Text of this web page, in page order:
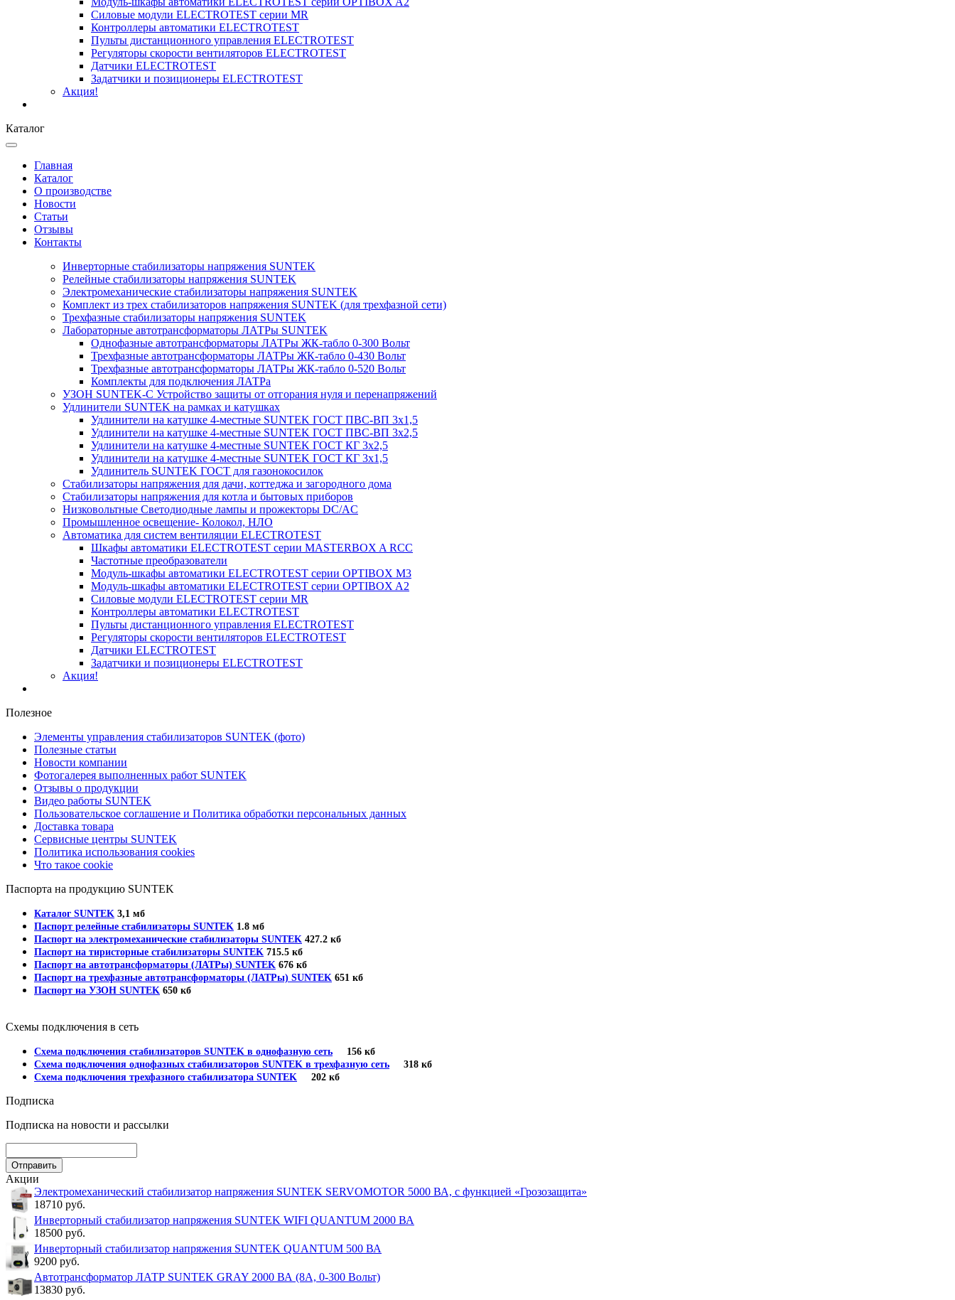
Силовые модули ELECTROTEST серии MR
Контроллеры автоматики ELECTROTEST
Пульты дистанционного управления ELECTROTEST
Регуляторы скорости вентиляторов ELECTROTEST
Датчики ELECTROTEST
Задатчики и позиционеры ELECTROTEST
Акция!
Каталог
Главная
Каталог
О производстве
Новости
Статьи
Отзывы
Контакты
Инверторные стабилизаторы напряжения SUNTEK
Релейные стабилизаторы напряжения SUNTEK
Электромеханические стабилизаторы напряжения SUNTEK
Комплект из трех стабилизаторов напряжения SUNTEK (для трехфазной сети)
Трехфазные стабилизаторы напряжения SUNTEK
Лабораторные автотрансформаторы ЛАТРы SUNTEK
Однофазные автотрансформаторы ЛАТРы ЖК-табло 0-300 Вольт
Трехфазные автотрансформаторы ЛАТРы ЖК-табло 0-430 Вольт
Трехфазные автотрансформаторы ЛАТРы ЖК-табло 0-520 Вольт
Комплекты для подключения ЛАТРа
УЗОН SUNTEK-C Устройство защиты от отгорания нуля и перенапряжений
Удлинители SUNTEK на рамках и катушках
Удлинители на катушке 4-местные SUNTEK ГОСТ ПВС-ВП 3х1,5
Удлинители на катушке 4-местные SUNTEK ГОСТ ПВС-ВП 3х2,5
Удлинители на катушке 4-местные SUNTEK ГОСТ КГ 3х2,5
Удлинители на катушке 4-местные SUNTEK ГОСТ КГ 3х1,5
Удлинитель SUNTEK ГОСТ для газонокосилок
Стабилизаторы напряжения для дачи, коттеджа и загородного дома
Стабилизаторы напряжения для котла и бытовых приборов
Низковольтные Светодиодные лампы и прожекторы DC/AC
Промышленное освещение- Колокол, НЛО
Автоматика для систем вентиляции ELECTROTEST
Шкафы автоматики ELECTROTEST серии MASTERBOX A RCC
Частотные преобразователи
Модуль-шкафы автоматики ELECTROTEST серии OPTIBOX M3
Модуль-шкафы автоматики ELECTROTEST серии OPTIBOX A2
Силовые модули ELECTROTEST серии MR
Контроллеры автоматики ELECTROTEST
Пульты дистанционного управления ELECTROTEST
Регуляторы скорости вентиляторов ELECTROTEST
Датчики ELECTROTEST
Задатчики и позиционеры ELECTROTEST
Акция!
Полезное
Элементы управления стабилизаторов SUNTEK (фото)
Полезные статьи
Новости компании
Фотогалерея выполненных работ SUNTEK
Отзывы о продукции
Видео работы SUNTEK
Пользовательское соглашение и Политика обработки персональных данных
Доставка товара
Сервисные центры SUNTEK
Политика использования cookies
Что такое cookie
Паспорта на продукцию SUNTEK
Каталог SUNTEK 3,1 мб
Паспорт релейные стабилизаторы SUNTEK 1.8 мб
Паспорт на электромеханические стабилизаторы SUNTEK 427.2 кб
Паспорт на тиристорные стабилизаторы SUNTEK 715.5 кб
Паспорт на автотрансформаторы (ЛАТРы) SUNTEK 676 кб
Паспорт на трехфазные автотрансформаторы (ЛАТРы) SUNTEK 651 кб
Паспорт на УЗОН SUNTEK 650 кб
Схемы подключения в сеть
Схема подключения стабилизаторов SUNTEK в однофазную сеть 156 кб
Схема подключения однофазных стабилизаторов SUNTEK в трехфазную сеть 318 кб
Схема подключения трехфазного стабилизатора SUNTEK 202 кб
Подписка
Подписка на новости и рассылки
Акции
Электромеханический стабилизатор напряжения SUNTEK SERVOMOTOR 5000 ВА, с функцией «Грозозащита»
18710 руб.
Инверторный стабилизатор напряжения SUNTEK WIFI QUANTUM 2000 ВА
18500 руб.
Инверторный стабилизатор напряжения SUNTEK QUANTUM 500 ВА
9200 руб.
Автотрансформатор ЛАТР SUNTEK GRAY 2000 ВА (8А, 0-300 Вольт)
13830 руб.